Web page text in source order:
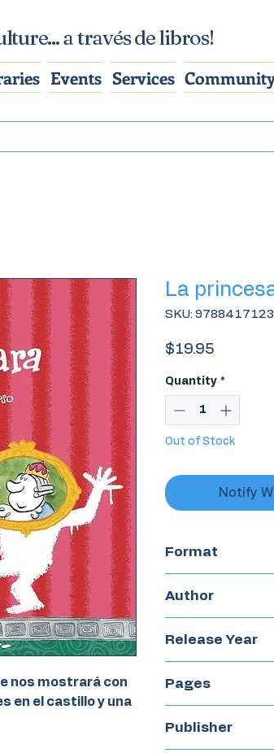
a través de libros!
Events Services
nos mostrará con
en el castillo y una
La
SKU:
$19.95
Quantity *
Out of Stock
Notify
Format
Author
Release Year
Pages
Publisher